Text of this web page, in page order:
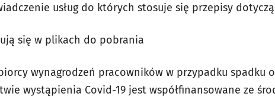
usług do których stosuje się przepisy
się w plikach do pobrania
wynagrodzeń pracowników w przypadku spadku
wystąpienia Covid-19 jest współfinansowane ze